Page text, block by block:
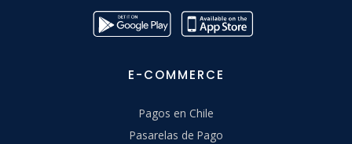
E-COMMERCE
Pagos en Chile
Pasarelas de Pago